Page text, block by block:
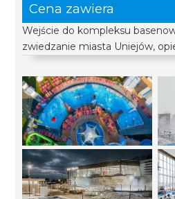
Cena zawiera
Wejście do kompleksu
zwiedzanie miasta Uniejów,